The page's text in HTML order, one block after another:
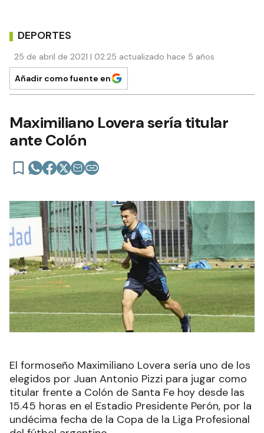
DEPORTES
25 de abril de 2021 | 02:25 actualizado hace 5 años
Añadir como fuente en
Maximiliano Lovera sería titular
ante Colón
El formoseño Maximiliano Lovera sería uno de los
elegidos por Juan Antonio Pizzi para jugar como
titular frente a Colón de Santa Fe hoy desde las
15.45 horas en el Estadio Presidente Perón, por la
undécima fecha de la Copa de la Liga Profesional